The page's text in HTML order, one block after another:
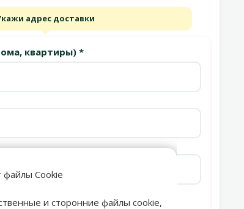
файлы Cookie
и сторонние файлы cookie,
адрес доставки
квартиры) *
Подтвердить